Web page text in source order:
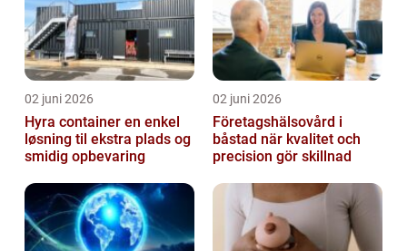
02 juni 2026
Hyra container en enkel
løsning til ekstra plads og
smidig opbevaring
02 juni 2026
Företagshälsovård i
båstad när kvalitet och
precision gör skillnad